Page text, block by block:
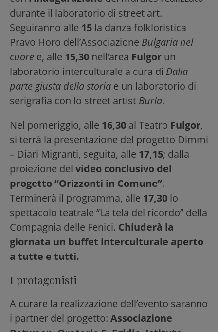
durante il laboratorio di street art.
Seguiranno alle 15 la danza folkloristica
Pravo Horo dell’Associazione Bulgaria nel
cuore e, alle 15,30 nell’area Fulgor un
laboratorio interculturale a cura di Dalla
parte giusta della storia e un laboratorio di
serigrafia con lo street artist Burla.
Nel pomeriggio, alle 16,30 al Teatro Fulgor,
si terrà la presentazione del progetto Dimmi
– Diari Migranti, seguita, alle 17,15; dalla
proiezione del video conclusivo del
progetto “Orizzonti in Comune”.
Terminerà il programma, alle 17,30 lo
spettacolo teatrale “La tela del ricordo” della
Compagnia delle Fenici. Chiuderà la
giornata un buffet interculturale aperto
a tutte e tutti.
I protagonisti
A curare la realizzazione dell’evento saranno
i partner del progetto: Associazione